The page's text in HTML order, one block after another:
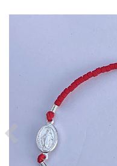
Previous